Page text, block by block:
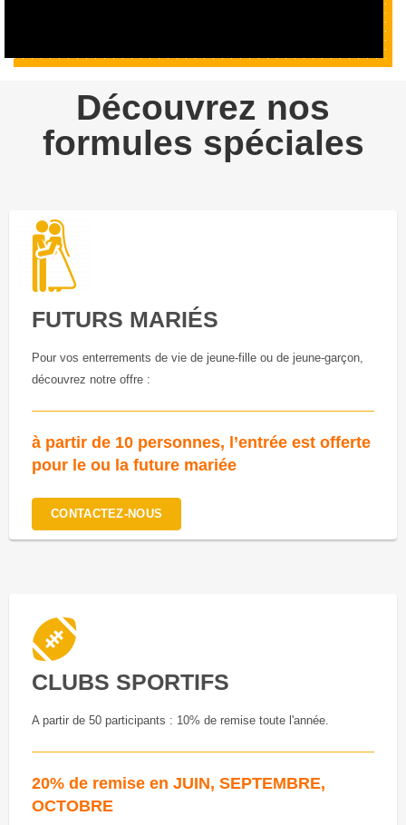
Découvrez nos
formules spéciales
FUTURS MARIÉS
Pour vos enterrements de vie de jeune-fille ou de jeune-garçon,
découvrez notre offre :
à partir de 10 personnes, l’entrée est offerte
pour le ou la future mariée
CONTACTEZ-NOUS
CLUBS SPORTIFS
A partir de 50 participants : 10% de remise toute l'année.
20% de remise en JUIN, SEPTEMBRE,
OCTOBRE